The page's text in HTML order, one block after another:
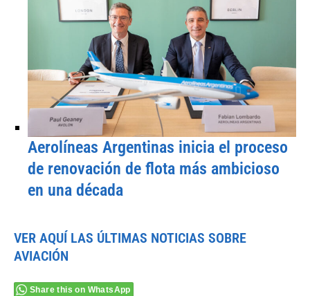
Aerolíneas Argentinas inicia el proceso
de renovación de flota más ambicioso
en una década
VER AQUÍ LAS ÚLTIMAS NOTICIAS SOBRE
AVIACIÓN
Share this on WhatsApp